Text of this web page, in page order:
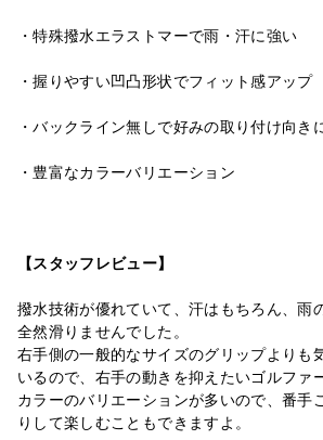
・特殊撥水エラストマーで雨・汗に強い
・握りやすい凹凸形状でフィット感アップ
・バックライン無しで好みの取り付け向き
・豊富なカラーバリエーション
【スタッフレビュー】
撥水技術が優れていて、汗はもちろん、雨
全然滑りませんでした。
右手側の一般的なサイズのグリップよりも
いるので、右手の動きを抑えたいゴルファ
カラーのバリエーションが多いので、番手
りして楽しむこともできますよ。